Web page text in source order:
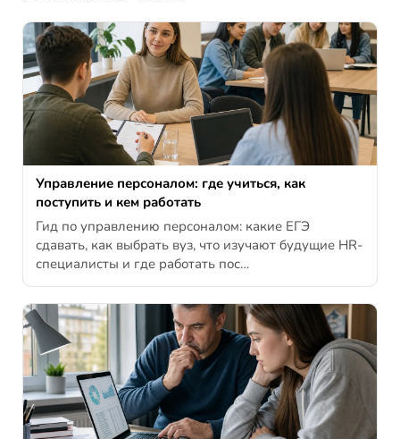
Управление персоналом: где учиться, как
поступить и кем работать
Гид по управлению персоналом: какие ЕГЭ
сдавать, как выбрать вуз, что изучают будущие HR-
специалисты и где работать пос…